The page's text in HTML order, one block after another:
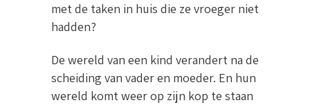
met de taken in huis die ze vroeger niet
hadden?
De wereld van een kind verandert na de
scheiding van vader en moeder. En hun
wereld komt weer op zijn kop te staan